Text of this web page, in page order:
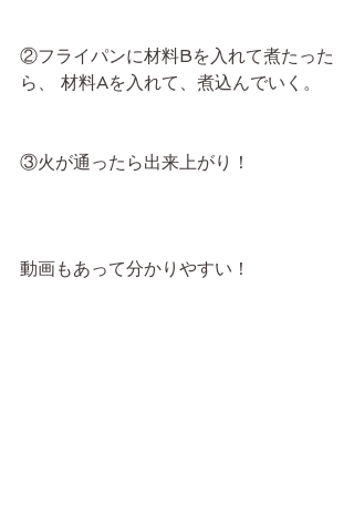
②フライパンに材料Bを入れて煮たった
ら、 材料Aを入れて、煮込んでいく。
③火が通ったら出来上がり！
動画もあって分かりやすい！